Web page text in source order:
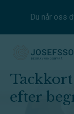
Du når oss
efter